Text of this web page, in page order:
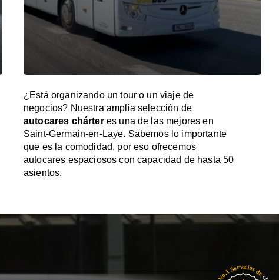
¿Está organizando un tour o un viaje de
negocios? Nuestra amplia selección de
autocares chárteres una de las mejores en
Saint-Germain-en-Laye. Sabemos lo importante
que es la comodidad, por eso ofrecemos
autocares espaciosos con capacidad de hasta 50
asientos.